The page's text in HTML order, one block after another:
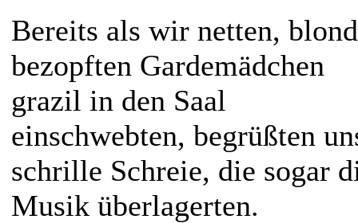
Bereits als wir netten, blond
bezopften Gardemädchen
grazil in den Saal
einschwebten, begrüßten
schrille Schreie, die sogar
Musik überlagerten.